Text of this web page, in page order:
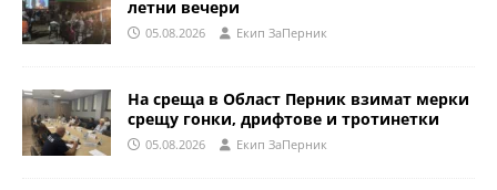
летни вечери
05.08.2026 Eкип ЗаПерник
На среща в Област Перник взимат мерки
срещу гонки, дрифтове и тротинетки
05.08.2026 Eкип ЗаПерник